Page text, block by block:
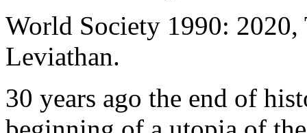
World Society 1990: 2020,
Leviathan.
30 years ago the end of